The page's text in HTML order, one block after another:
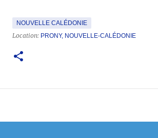
NOUVELLE CALÉDONIE
Location: PRONY, NOUVELLE-CALÉDONIE